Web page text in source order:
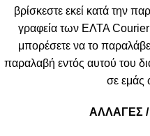
βρίσκεστε εκεί κατά την
γραφεία των ΕΛΤΑ Courier
μπορέσετε να το
παραλαβή εντός αυτού του
σε εμάς
ΑΛΛΑΓΕΣ